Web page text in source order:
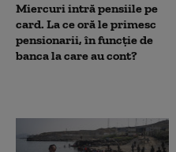
Miercuri intră pensiile pe
card. La ce oră le primesc
pensionarii, în funcție de
banca la care au cont?